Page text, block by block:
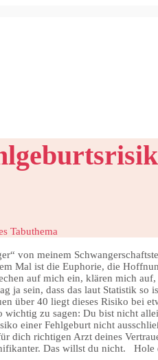
Tabuthema
von meinem
Mal ist die Euphorie, die
auf mich ein, klären mich
sein, dass das laut Statistik
über 40 liegt dieses Risiko bei
zu sagen: Du bist nicht
einer Fehlgeburt nicht
dich richtigen Arzt deines
Das willst du nicht.